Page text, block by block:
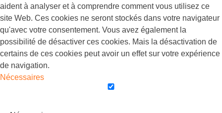
aident à analyser et à comprendre comment vous utilisez ce
site Web. Ces cookies ne seront stockés dans votre navigateur
qu'avec votre consentement. Vous avez également la
possibilité de désactiver ces cookies. Mais la désactivation de
certains de ces cookies peut avoir un effet sur votre expérience
de navigation.
Nécessaires